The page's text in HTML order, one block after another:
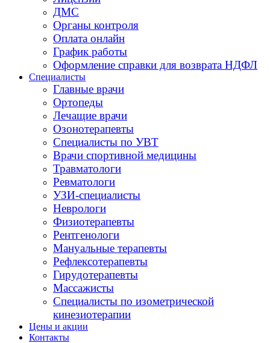
ДМС
Органы контроля
Оплата онлайн
График работы
Оформление справки для возврата НДФЛ
Специалисты
Главные врачи
Ортопеды
Лечащие врачи
Озонотерапевты
Специалисты по УВТ
Врачи спортивной медицины
Травматологи
Ревматологи
УЗИ-специалисты
Неврологи
Физиотерапевты
Рентгенологи
Мануальные терапевты
Рефлексотерапевты
Гирудотерапевты
Массажисты
Специалисты по изометрической
кинезиотерапии
Цены и акции
Контакты